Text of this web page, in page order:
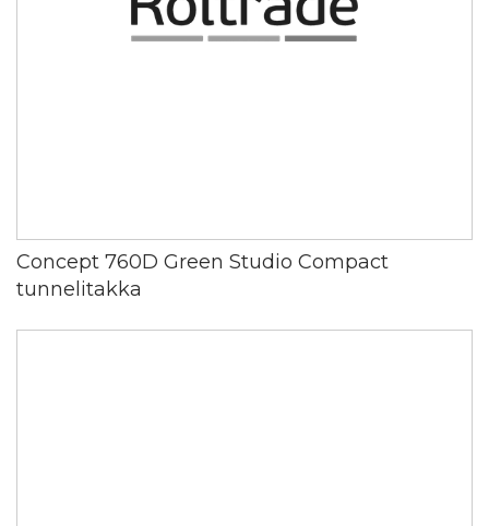
Concept 760D Green Studio Compact
tunnelitakka